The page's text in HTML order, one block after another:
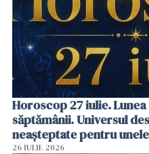
Horoscop 27 iulie.
săptămânii. Universul
neașteptate pentru
26 IULIE 2026